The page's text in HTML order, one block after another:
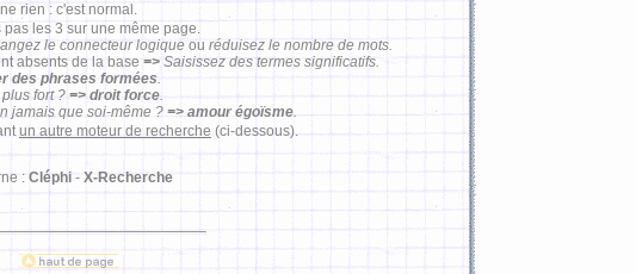
rien : c'est normal.
pas les 3 sur une même page.
le connecteur logique ou réduisez le nombre de mots.
absents de la base => Saisissez des termes significatifs.
des phrases formées.
fort ? => droit force.
jamais que soi-même ? => amour égoïsme.
un autre moteur de recherche (ci-dessous).
: Cléphi - X-Recherche